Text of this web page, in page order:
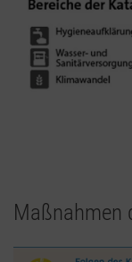
Maßnahmen